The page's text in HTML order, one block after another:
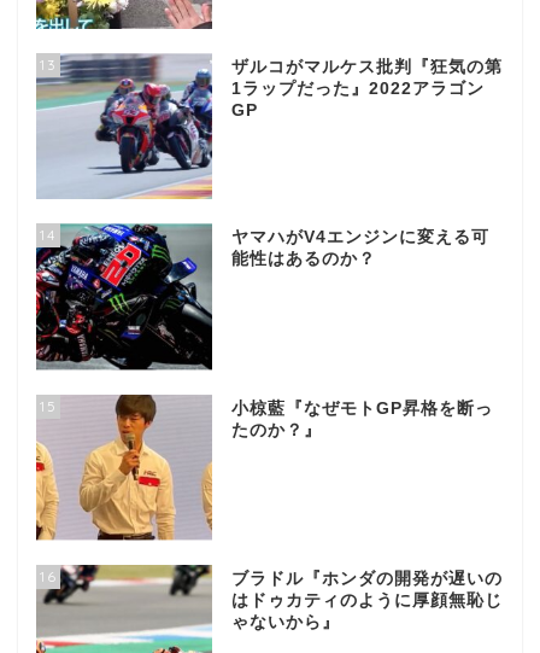
13
ザルコがマルケス批判『狂気の第
1ラップだった』2022アラゴン
GP
14
ヤマハがV4エンジンに変える可
能性はあるのか？
15
小椋藍『なぜモトGP昇格を断っ
たのか？』
16
ブラドル『ホンダの開発が遅いの
はドゥカティのように厚顔無恥じ
ゃないから』